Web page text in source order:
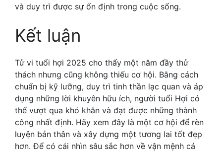
và duy trì được sự ổn định trong cuộc sống.
Kết luận
Tử vi tuổi hợi 2025 cho thấy một năm đầy thử
thách nhưng cũng không thiếu cơ hội. Bằng cách
chuẩn bị kỹ lưỡng, duy trì tinh thần lạc quan và áp
dụng những lời khuyên hữu ích, người tuổi Hợi có
thể vượt qua khó khăn và đạt được những thành
công nhất định. Hãy xem đây là một cơ hội để rèn
luyện bản thân và xây dựng một tương lai tốt đẹp
hơn. Để có cái nhìn sâu sắc hơn về vận mệnh cá